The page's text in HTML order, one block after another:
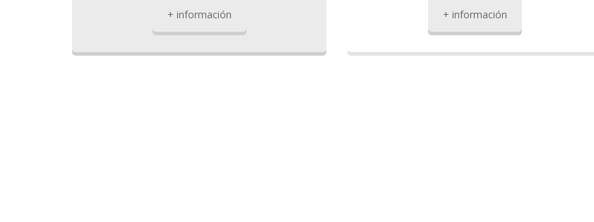
+ información + información